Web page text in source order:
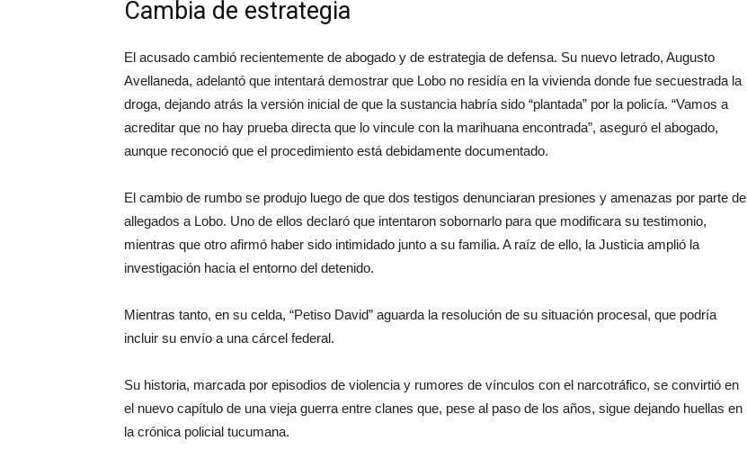
Cambia de estrategia
El acusado cambió recientemente de abogado y de estrategia de defensa. Su nuevo letrado, Augusto
Avellaneda, adelantó que intentará demostrar que Lobo no residía en la vivienda donde fue secuestrada la
droga, dejando atrás la versión inicial de que la sustancia habría sido “plantada” por la policía. “Vamos a
acreditar que no hay prueba directa que lo vincule con la marihuana encontrada”, aseguró el abogado,
aunque reconoció que el procedimiento está debidamente documentado.
El cambio de rumbo se produjo luego de que dos testigos denunciaran presiones y amenazas por parte de
allegados a Lobo. Uno de ellos declaró que intentaron sobornarlo para que modificara su testimonio,
mientras que otro afirmó haber sido intimidado junto a su familia. A raíz de ello, la Justicia amplió la
investigación hacia el entorno del detenido.
Mientras tanto, en su celda, “Petiso David” aguarda la resolución de su situación procesal, que podría
incluir su envío a una cárcel federal.
Su historia, marcada por episodios de violencia y rumores de vínculos con el narcotráfico, se convirtió en
el nuevo capítulo de una vieja guerra entre clanes que, pese al paso de los años, sigue dejando huellas en
la crónica policial tucumana.